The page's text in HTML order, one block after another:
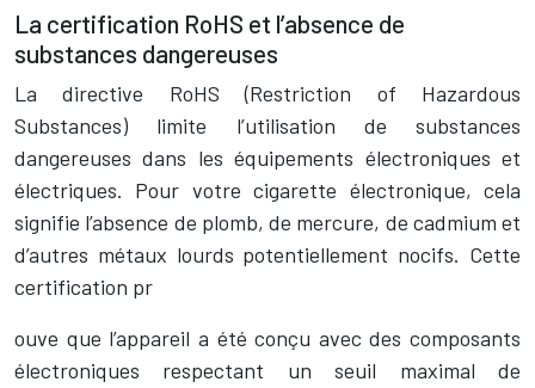
La certification RoHS et l’absence de
substances dangereuses
La directive RoHS (Restriction of Hazardous
Substances) limite l’utilisation de substances
dangereuses dans les équipements électroniques et
électriques. Pour votre cigarette électronique, cela
signifie l’absence de plomb, de mercure, de cadmium et
d’autres métaux lourds potentiellement nocifs. Cette
certification pr
ouve que l’appareil a été conçu avec des composants
électroniques respectant un seuil maximal de